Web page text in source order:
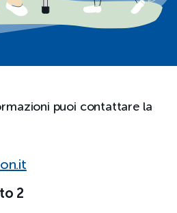
puoi contattare la
2